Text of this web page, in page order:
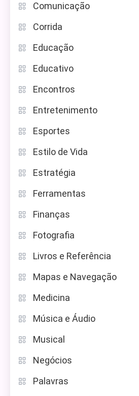
Comunicação
Corrida
Educação
Educativo
Encontros
Entretenimento
Esportes
Estilo de Vida
Estratégia
Ferramentas
Finanças
Fotografia
Livros e Referência
Mapas e Navegação
Medicina
Música e Áudio
Musical
Negócios
Palavras